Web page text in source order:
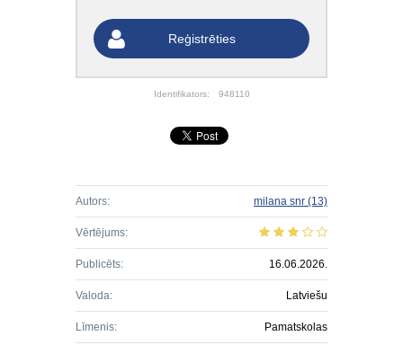
Reģistrēties
Identifikators: 948110
Autors: milana snr (13)
Vērtējums:
Publicēts: 16.06.2026.
Valoda: Latviešu
Līmenis: Pamatskolas